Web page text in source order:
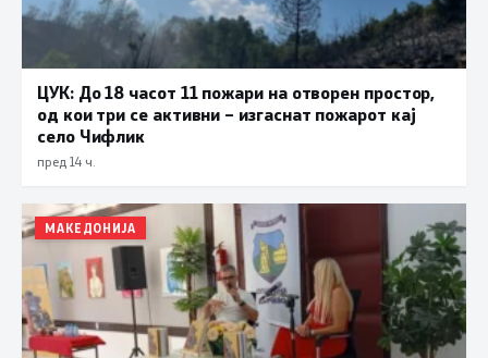
ЦУК: До 18 часот 11 пожари на отворен простор,
од кои три се активни – изгаснат пожарот кај
село Чифлик
пред 14 ч.
МАКЕДОНИЈА